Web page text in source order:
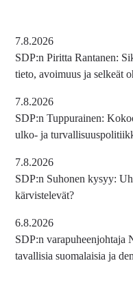
7.8.2026
SDP:n Piritta Rantanen:
tieto, avoimuus ja selkeät
7.8.2026
SDP:n Tuppurainen:
ulko- ja
7.8.2026
SDP:n Suhonen kysyy:
kärvistelevät?
6.8.2026
SDP:n varapuheenjohtaja
tavallisia suomalaisia ja